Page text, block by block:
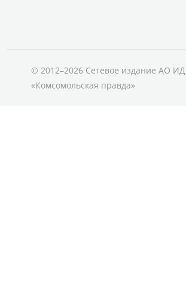
© 2012–2026 Сетевое издание АО ИД
«Комсомольская правда»